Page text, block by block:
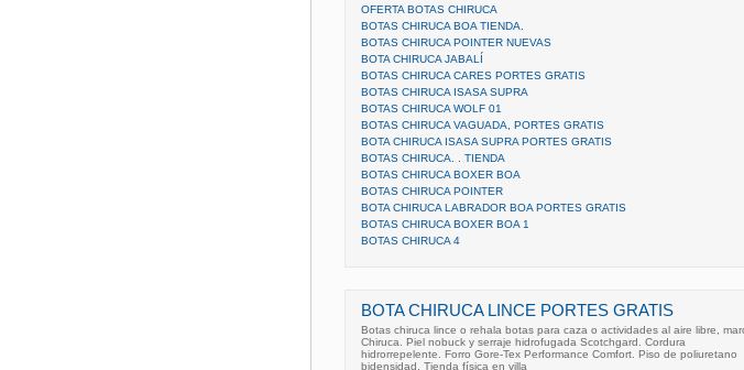
OFERTA BOTAS CHIRUCA
BOTAS CHIRUCA BOA TIENDA.
BOTAS CHIRUCA POINTER NUEVAS
BOTA CHIRUCA JABALÍ
BOTAS CHIRUCA CARES PORTES GRATIS
BOTAS CHIRUCA ISASA SUPRA
BOTAS CHIRUCA WOLF 01
BOTAS CHIRUCA VAGUADA, PORTES GRATIS
BOTA CHIRUCA ISASA SUPRA PORTES GRATIS
BOTAS CHIRUCA. . TIENDA
BOTAS CHIRUCA BOXER BOA
BOTAS CHIRUCA POINTER
BOTA CHIRUCA LABRADOR BOA PORTES GRATIS
BOTAS CHIRUCA BOXER BOA 1
BOTAS CHIRUCA 4
BOTA CHIRUCA LINCE PORTES GRATIS
Botas chiruca lince o rehala botas para caza o actividades al aire libre,
Chiruca. Piel nobuck y serraje hidrofugada Scotchgard. Cordura
hidrorrepelente. Forro Gore-Tex Performance Comfort. Piso de poliuretano
bidensidad. Tienda física en villa